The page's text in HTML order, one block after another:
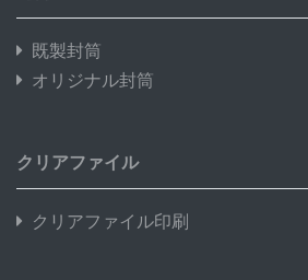
既製封筒
オリジナル封筒
クリアファイル
クリアファイル印刷